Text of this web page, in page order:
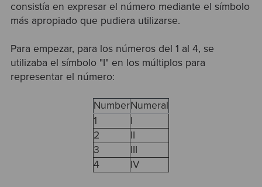
consistía en expresar el número mediante el símbolo
más apropiado que pudiera utilizarse.
Para empezar, para los números del 1 al 4, se
utilizaba el símbolo "I" en los múltiplos para
representar el número:
NumberNumeral
1
I
2
II
3
III
4
IV